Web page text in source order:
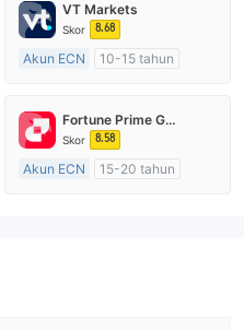
VT Markets
Skor 8.68
Akun ECN
10-15 tahun
Market Maker (MM)
Lisensi Penuh MT4
Fortune Prime Global
Skor 8.58
Akun ECN
15-20 tahun